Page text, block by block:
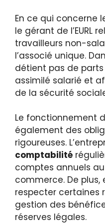
En ce qui concerne
le gérant de l’EURL
travailleurs non-
l’associé unique.
détient pas de parts
assimilé salarié et
de la sécurité
Le fonctionnement
également des
rigoureuses.
comptabilité
comptes annuels
commerce. De plus,
respecter certaines
gestion des
réserves légales.